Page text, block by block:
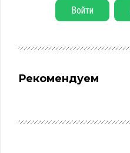
Войти
Рекомендуем